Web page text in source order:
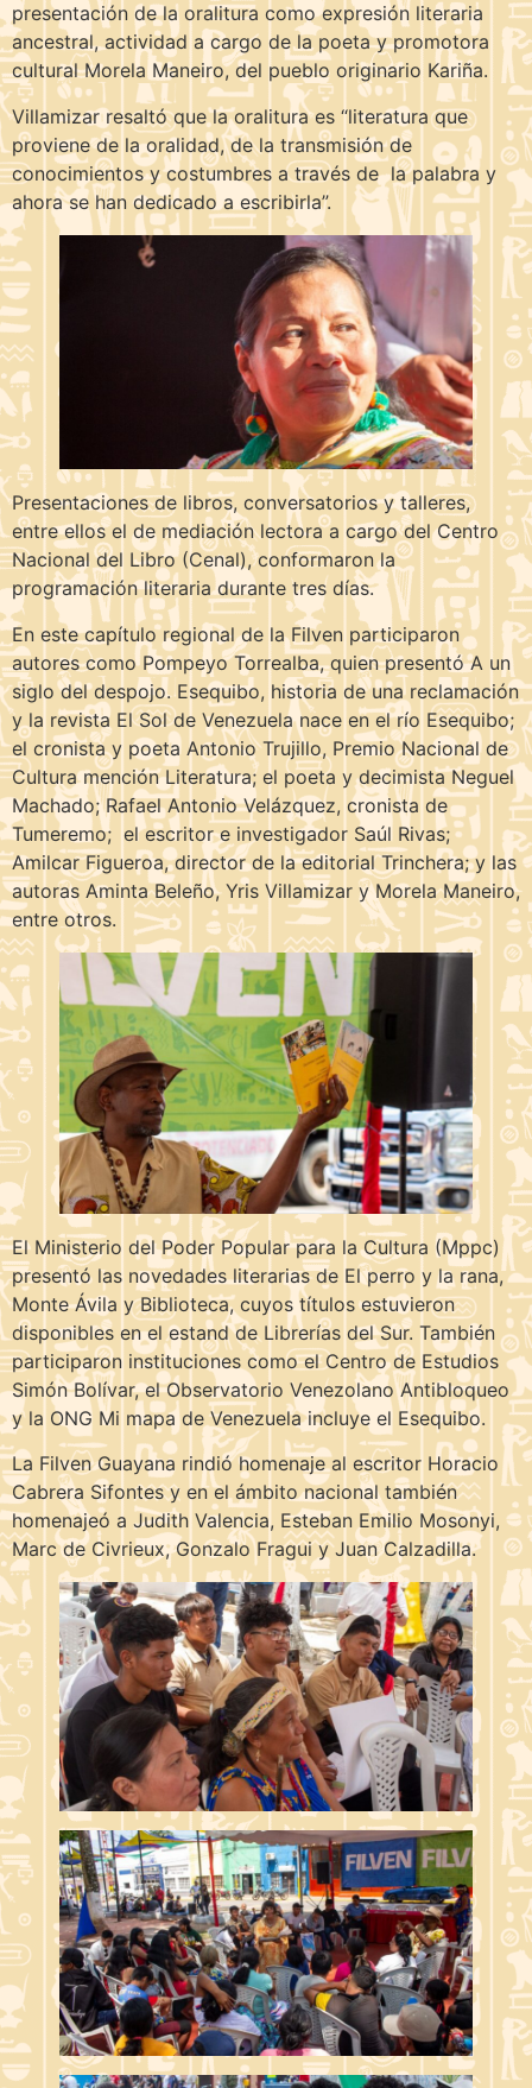
presentación de la oralitura como expresión literaria
ancestral, actividad a cargo de la poeta y promotora
cultural Morela Maneiro, del pueblo originario Kariña.
Villamizar resaltó que la oralitura es “literatura que
proviene de la oralidad, de la transmisión de
conocimientos y costumbres a través de la palabra y
ahora se han dedicado a escribirla”.
Presentaciones de libros, conversatorios y talleres,
entre ellos el de mediación lectora a cargo del Centro
Nacional del Libro (Cenal), conformaron la
programación literaria durante tres días.
En este capítulo regional de la Filven participaron
autores como Pompeyo Torrealba, quien presentó A un
siglo del despojo. Esequibo, historia de una reclamación
y la revista El Sol de Venezuela nace en el río Esequibo;
el cronista y poeta Antonio Trujillo, Premio Nacional de
Cultura mención Literatura; el poeta y decimista Neguel
Machado; Rafael Antonio Velázquez, cronista de
Tumeremo; el escritor e investigador Saúl Rivas;
Amilcar Figueroa, director de la editorial Trinchera; y las
autoras Aminta Beleño, Yris Villamizar y Morela Maneiro,
entre otros.
El Ministerio del Poder Popular para la Cultura (Mppc)
presentó las novedades literarias de El perro y la rana,
Monte Ávila y Biblioteca, cuyos títulos estuvieron
disponibles en el estand de Librerías del Sur. También
participaron instituciones como el Centro de Estudios
Simón Bolívar, el Observatorio Venezolano Antibloqueo
y la ONG Mi mapa de Venezuela incluye el Esequibo.
La Filven Guayana rindió homenaje al escritor Horacio
Cabrera Sifontes y en el ámbito nacional también
homenajeó a Judith Valencia, Esteban Emilio Mosonyi,
Marc de Civrieux, Gonzalo Fragui y Juan Calzadilla.